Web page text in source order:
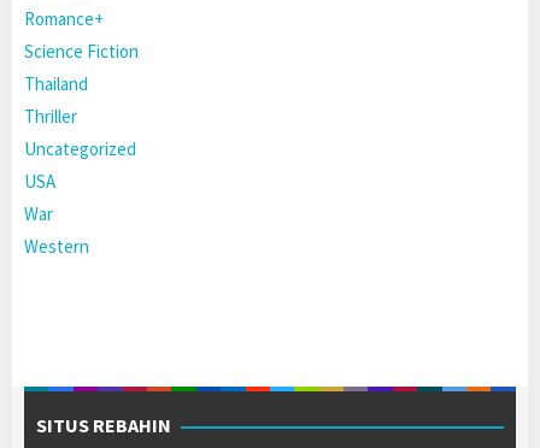
Romance+
Science Fiction
Thailand
Thriller
Uncategorized
USA
War
Western
SITUS REBAHIN